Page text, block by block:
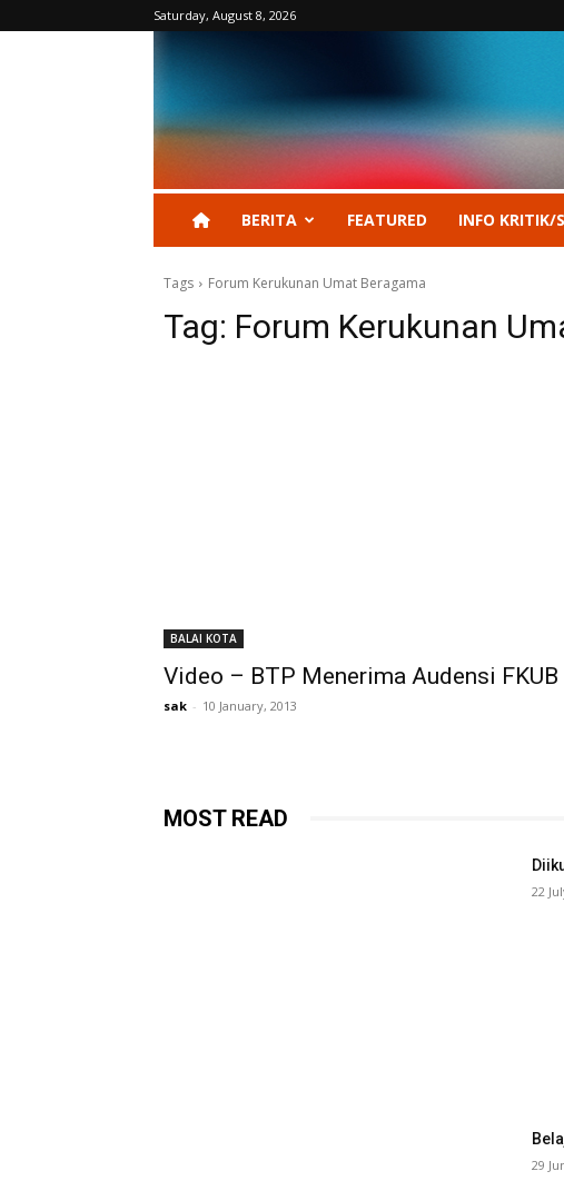
Saturday, August 8, 2026
BERITA FEATURED INFO KRITIK/
Tags Forum Kerukunan Umat Beragama
Tag: Forum Kerukunan
BALAI KOTA
Video – BTP Menerima Audensi FKUB
sak - 10 January, 2013
MOST READ
22
29